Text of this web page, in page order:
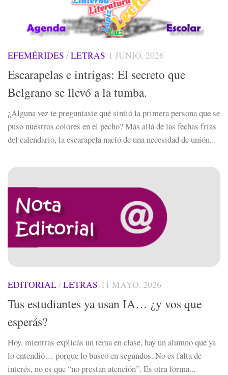
EFEMÉRIDES /LETRAS 1 JUNIO, 2026
Escarapelas e intrigas: El secreto que
Belgrano se llevó a la tumba.
¿Alguna vez te preguntaste qué sintió la primera persona que se
puso nuestros colores en el pecho? Más allá de las fechas frías
del calendario, la escarapela nació de una necesidad de unión...
EDITORIAL/LETRAS 11 MAYO, 2026
Tus estudiantes ya usan IA… ¿y vos que
esperás?
Hoy, mientras explicás un tema en clase, hay un alumno que ya
lo entendió… porque lo buscó en segundos. No es falta de
interés, no es que “no prestan atención”. Es otra forma...